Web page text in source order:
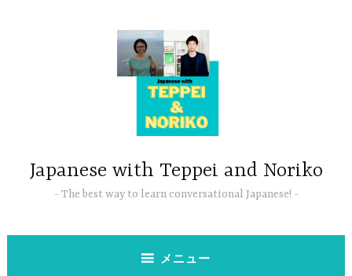
Japanese with Teppei and Noriko
The best way to learn conversational Japanese!
メニュー